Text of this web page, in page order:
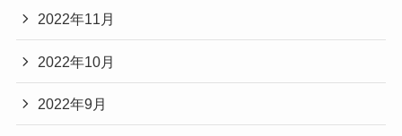
2022年11月
2022年10月
2022年9月